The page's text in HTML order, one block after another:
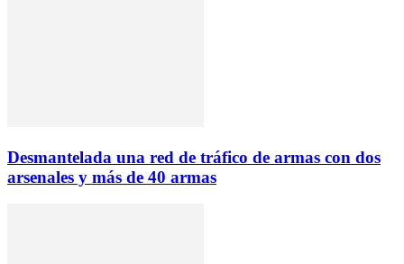
Desmantelada una red de tráfico de armas con dos
arsenales y más de 40 armas